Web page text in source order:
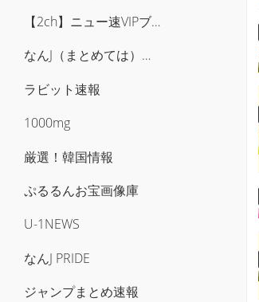
【2ch】ニュー速VIPブログ(`･ω･´)
なんJ（まとめては）いかんのか？
ラビット速報
1000mg
厳選！韓国情報
ぷるるんお宝画像庫
U-1NEWS
なんJ PRIDE
ジャンプまとめ速報